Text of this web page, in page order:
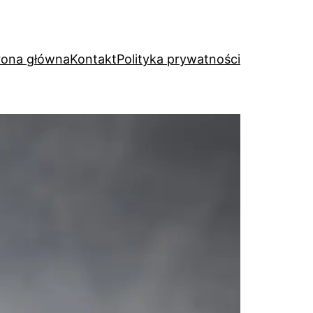
głównaKontaktPolityka prywatności